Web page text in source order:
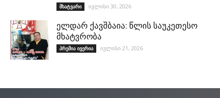
მხატვარი ივლისი 30, 2026
ელდარ ქავშბაია: წლის საუკეთესო
მხატვრობა
პრემია ივერია ივლისი 21, 2026